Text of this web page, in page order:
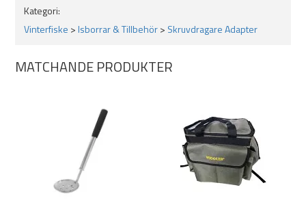
Kategori:
Vinterfiske >Isborrar & Tillbehör> Skruvdragare Adapter
MATCHANDE PRODUKTER